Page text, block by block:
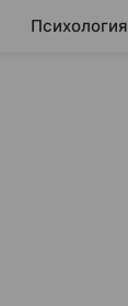
Психология